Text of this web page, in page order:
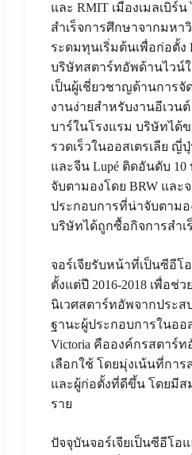
และ RMIT เมืองเมลเบิร์
สำเร็จการศึกษาจากมหา
ระดมทุนเริ่มต้นเพื่อก่อตั้ง
บริษัทสตาร์ทอัพด้านไวน์ใ
เป็นผู้เชี่ยวชาญด้านการจั
งานง่ายสำหรับงานอีเวน
บาร์ในโรงแรม บริษัทได้
รวดเร็วในออสเตรเลีย ญี่
และจีน Lupé ติดอันดับ
จับตามองโดย BRW และ
ประกอบการที่น่าจับตามอ
บริษัทได้ถูกซื้อกิจการสำเ
จอร์เจียรับหน้าที่เป็นซีอีโอ
ตั้งแต่ปี 2016-2018 เพื่อช่
นิเวศสตาร์ทอัพจากประ
ฐานะผู้ประกอบการในออส
Victoria คือองค์กรสตาร์
เลือกใช้ โดยมุ่งเน้นที่การ
และผู้ก่อตั้งที่ดีขึ้น โดยมีส
ราย
ปัจจุบันจอร์เจียเป็นซีอีโอ